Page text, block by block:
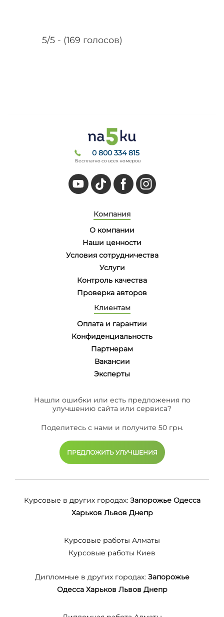
5/5 - (169 голосов)
0 800 334 815
Бесплатно со всех номеров
Компания
О компании
Наши ценности
Условия сотрудничества
Услуги
Контроль качества
Проверка авторов
Клиентам
Оплата и гарантии
Конфиденциальность
Партнерам
Вакансии
Эксперты
Нашли ошибки или есть предложения по
улучшению сайта или сервиса?
Поделитесь с нами и получите 50 грн.
ПРЕДЛОЖИТЬ УЛУЧШЕНИЯ
Курсовые в других городах: Запорожье Одесса
Харьков Львов Днепр
Курсовые работы Алматы
Курсовые работы Киев
Дипломные в других городах: Запорожье
Одесса Харьков Львов Днепр